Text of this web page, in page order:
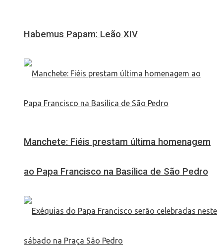
Habemus Papam: Leão XIV
Manchete: Fiéis prestam última homenagem
ao Papa Francisco na Basílica de São Pedro